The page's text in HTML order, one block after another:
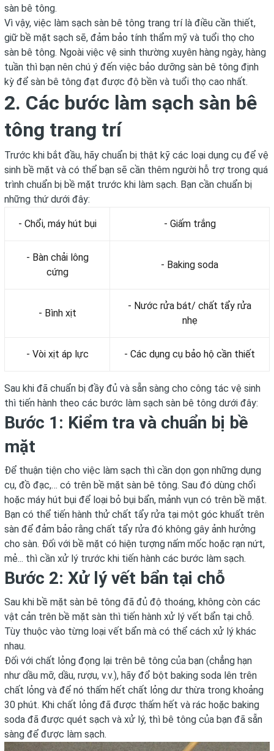
sàn bê tông.
Vì vậy, việc làm sạch sàn bê tông trang trí là điều cần thiết,
giữ bề mặt sạch sẽ, đảm bảo tính thẩm mỹ và tuổi thọ cho
sàn bê tông. Ngoài việc vệ sinh thường xuyên hàng ngày, hàng
tuần thì bạn nên chú ý đến việc bảo dưỡng sàn bê tông định
kỳ để sàn bê tông đạt được độ bền và tuổi thọ cao nhất.
2. Các bước làm sạch sàn bê
tông trang trí
Trước khi bắt đầu, hãy chuẩn bị thật kỹ các loại dụng cụ để vệ
sinh bề mặt và có thể bạn sẽ cần thêm người hỗ trợ trong quá
trình chuẩn bị bề mặt trước khi làm sạch. Bạn cần chuẩn bị
những thứ dưới đây:
- Chổi, máy hút bụi - Giấm trắng
- Bàn chải lông
cứng
- Baking soda
- Bình xịt
- Nước rửa bát/ chất tẩy rửa
nhẹ
- Vòi xịt áp lực - Các dụng cụ bảo hộ cần thiết
Sau khi đã chuẩn bị đầy đủ và sẵn sàng cho công tác vệ sinh
thì tiến hành theo các bước làm sạch sàn bê tông dưới đây:
Bước 1: Kiểm tra và chuẩn bị bề
mặt
Để thuận tiện cho việc làm sạch thì cần dọn gọn những dụng
cụ, đồ đạc,… có trên bề mặt sàn bê tông. Sau đó dùng chổi
hoặc máy hút bụi để loại bỏ bụi bẩn, mảnh vụn có trên bề mặt.
Bạn có thể tiến hành thử chất tẩy rửa tại một góc khuất trên
sàn để đảm bảo rằng chất tẩy rửa đó không gây ảnh hưởng
cho sàn. Đối với bề mặt có hiện tượng nấm mốc hoặc rạn nứt,
mẻ... thì cần xử lý trước khi tiến hành các bước làm sạch.
Bước 2: Xử lý vết bẩn tại chỗ
Sau khi bề mặt sàn bê tông đã đủ độ thoáng, không còn các
vật cản trên bề mặt sàn thì tiến hành xử lý vết bẩn tại chỗ.
Tùy thuộc vào từng loại vết bẩn mà có thể cách xử lý khác
nhau.
Đối với chất lỏng đọng lại trên bê tông của bạn (chẳng hạn
như dầu mỡ, dầu, rượu, v.v.), hãy đổ bột baking soda lên trên
chất lỏng và để nó thấm hết chất lỏng dư thừa trong khoảng
30 phút. Khi chất lỏng đã được thấm hết và rác hoặc baking
soda đã được quét sạch và xử lý, thì bê tông của bạn đã sẵn
sàng để được làm sạch.